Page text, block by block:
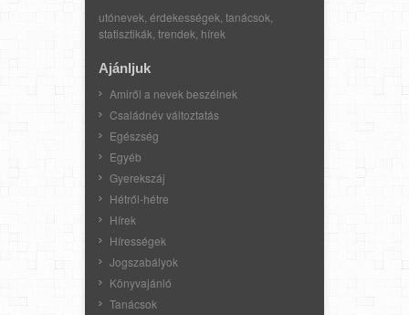
utónevek, érdekességek, tanácsok,
statisztikák, trendek, hírek
Ajánljuk
Amiről a nevek beszélnek
Családnév változtatás
Egészség
Egyéb
Gyerekszáj
Hétről-hétre
Hírek
Hírességek
Jogszabályok
Könyvajánló
Tanácsok